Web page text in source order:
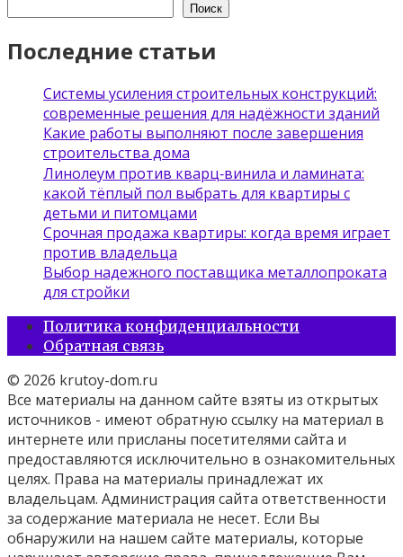
Поиск
Последние статьи
Системы усиления строительных конструкций:
современные решения для надёжности зданий
Какие работы выполняют после завершения
строительства дома
Линолеум против кварц‑винила и ламината:
какой тёплый пол выбрать для квартиры с
детьми и питомцами
Срочная продажа квартиры: когда время играет
против владельца
Выбор надежного поставщика металлопроката
для стройки
Политика конфиденциальности
Обратная связь
© 2026 krutoy-dom.ru
Все материалы на данном сайте взяты из открытых
источников - имеют обратную ссылку на материал в
интернете или присланы посетителями сайта и
предоставляются исключительно в ознакомительных
целях. Права на материалы принадлежат их
владельцам. Администрация сайта ответственности
за содержание материала не несет. Если Вы
обнаружили на нашем сайте материалы, которые